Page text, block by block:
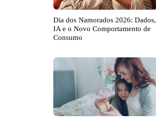
Dia dos Namorados 2026: Dados,
IA e o Novo Comportamento de
Consumo